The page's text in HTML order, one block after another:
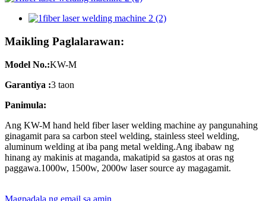
Maikling Paglalarawan:
Model No.:KW-M
Garantiya :3 taon
Panimula:
Ang KW-M hand held fiber laser welding machine ay pangunahing
ginagamit para sa carbon steel welding, stainless steel welding,
aluminum welding at iba pang metal welding.Ang ibabaw ng
hinang ay makinis at maganda, makatipid sa gastos at oras ng
paggawa.1000w, 1500w, 2000w laser source ay magagamit.
Magpadala ng email sa amin